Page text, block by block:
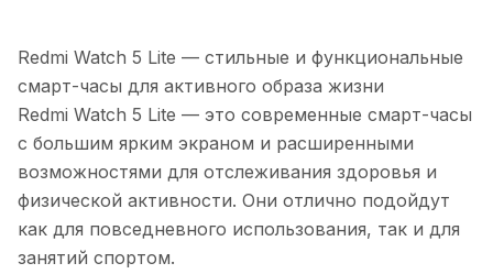
Redmi Watch 5 Lite — стильные и функциональные
смарт-часы для активного образа жизни
Redmi Watch 5 Lite — это современные смарт-часы
с большим ярким экраном и расширенными
возможностями для отслеживания здоровья и
физической активности. Они отлично подойдут
как для повседневного использования, так и для
занятий спортом.